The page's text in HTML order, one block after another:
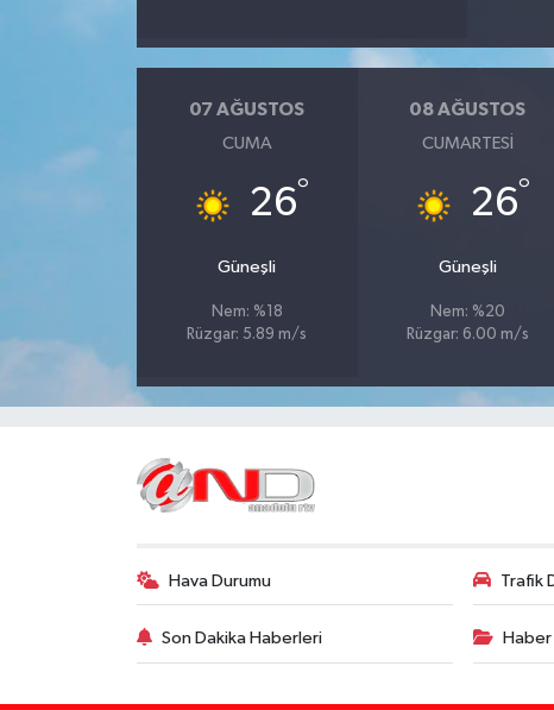
07 AĞUSTOS
CUMA
26°
Güneşli
Nem: %18
Rüzgar: 5.89 m/s
08 AĞUSTOS
CUMARTESI
26°
Güneşli
Nem: %20
Rüzgar: 6.00 m/s
Hava Durumu Trafik
Son Dakika Haberleri